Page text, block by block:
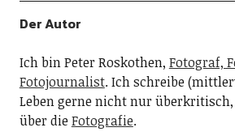
Der Autor
Ich bin Peter Roskothen, Fotograf,
Fotojournalist. Ich schreibe
Leben gerne nicht nur
über dieFotografie.